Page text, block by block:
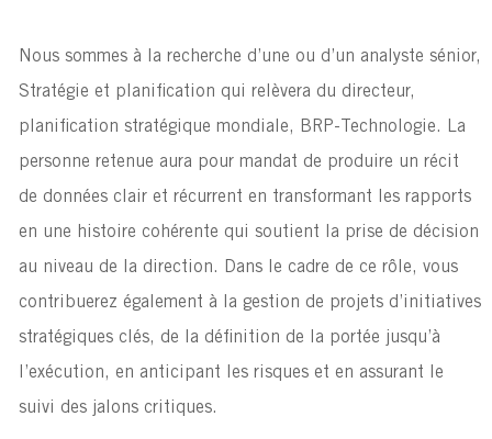
Nous sommes à la recherche d’une ou d’un analyste sénior,
Stratégie et planification qui relèvera du directeur,
planification stratégique mondiale, BRP‑Technologie. La
personne retenue aura pour mandat de produire un récit
de données clair et récurrent en transformant les rapports
en une histoire cohérente qui soutient la prise de décision
au niveau de la direction. Dans le cadre de ce rôle, vous
contribuerez également à la gestion de projets d’initiatives
stratégiques clés, de la définition de la portée jusqu’à
l’exécution, en anticipant les risques et en assurant le
suivi des jalons critiques.